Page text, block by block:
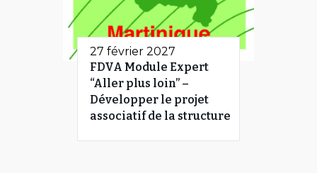
27 février 2027
FDVA Module Expert
“Aller plus loin” –
Développer le projet
associatif de la structure